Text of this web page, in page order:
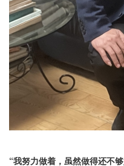
“我努力做着，虽然做得还不